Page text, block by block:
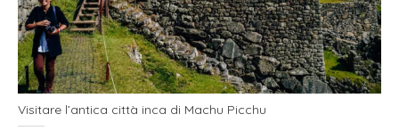
Visitare l’antica città inca di Machu Picchu